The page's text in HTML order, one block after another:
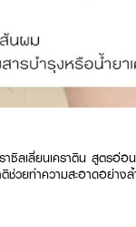
ซิลเลี่ยนเคราติน สูตรอ่อ
ติช่วยทำความสะอาดอย่า